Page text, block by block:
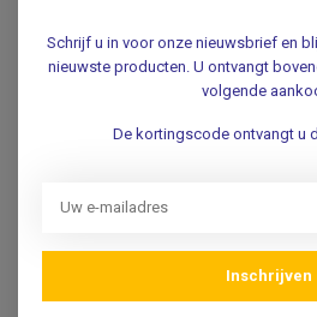
Niet op voorraad
Speldje van een
Erler Zimmer
model van de
met ziekten
Schrijf u in voor onze nieuwsbrief en
nieuwste producten. U ontvangt
volgende
De kortingscode ontvangt u
Inschrijven